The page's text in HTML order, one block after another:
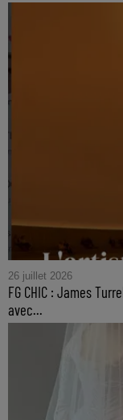
26 juillet 2026
FG CHIC : James
avec...